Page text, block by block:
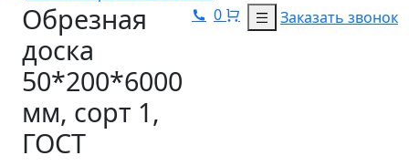
0 Заказать звонок
Обрезная
доска
50*200*6000
мм, сорт 1,
ГОСТ